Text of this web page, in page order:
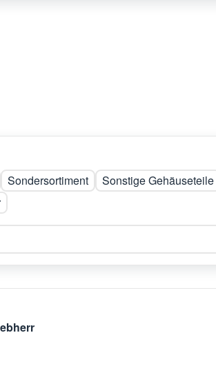
Sondersortiment Sonstige Gehäuseteile